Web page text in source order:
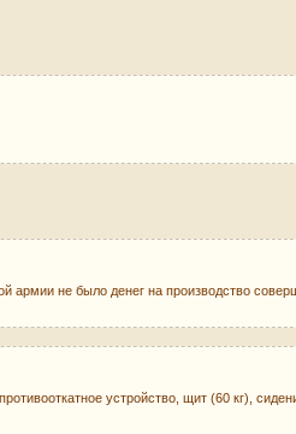
армии не было денег на производство
устройство, щит (60 кг),